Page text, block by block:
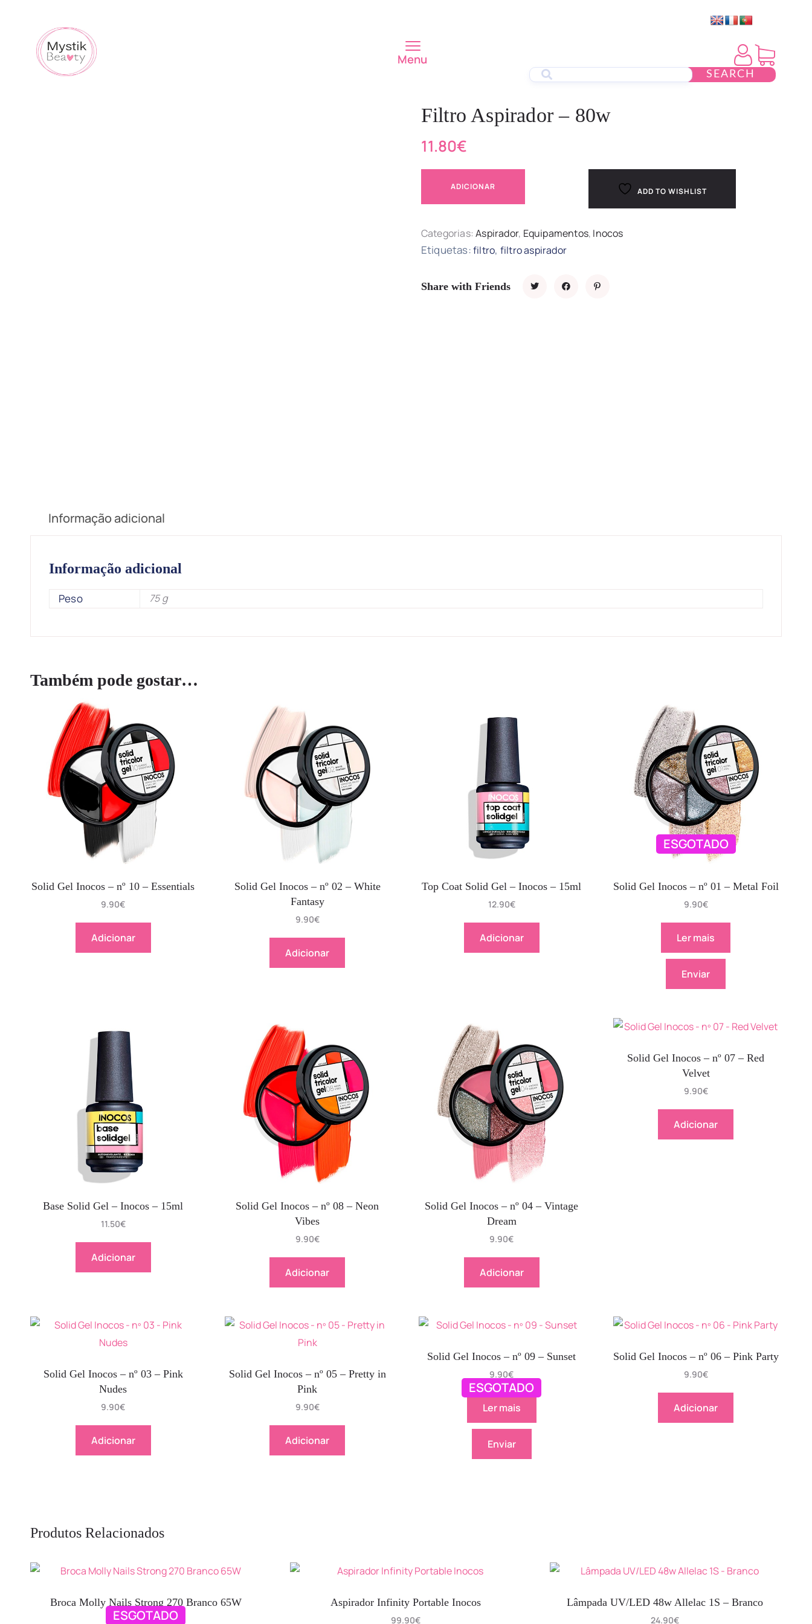
Menu
SEARCH
Filtro Aspirador – 80w
11.80€
ADICIONAR ADD TO WISHLIST
Categorias:Aspirador, Equipamentos, Inocos
Etiquetas:filtro, filtro aspirador
Share with Friends
Informação adicional
Informação adicional
Peso 75 g
Também pode gostar…
Solid Gel Inocos – nº 10 – Essentials
9.90€
Adicionar
Solid Gel Inocos – nº 02 – White
Fantasy
9.90€
Adicionar
Top Coat Solid Gel – Inocos – 15ml
12.90€
Adicionar
ESGOTADO
Solid Gel Inocos – nº 01 – Metal Foil
9.90€
Ler mais
Enviar
Base Solid Gel – Inocos – 15ml
11.50€
Adicionar
Solid Gel Inocos – nº 08 – Neon
Vibes
9.90€
Adicionar
Solid Gel Inocos – nº 04 – Vintage
Dream
9.90€
Adicionar
Solid Gel Inocos – nº 07 – Red
Velvet
9.90€
Adicionar
Solid Gel Inocos – nº 03 – Pink
Nudes
9.90€
Adicionar
Solid Gel Inocos – nº 05 – Pretty in
Pink
9.90€
Adicionar
ESGOTADO
Solid Gel Inocos – nº 09 – Sunset
9.90€
Ler mais
Enviar
Solid Gel Inocos – nº 06 – Pink Party
9.90€
Adicionar
Produtos Relacionados
ESGOTADO
Broca Molly Nails Strong 270 Branco 65W
109.90€
Aspirador Infinity Portable Inocos
99.90€
Lâmpada UV/LED 48w Allelac 1S – Branco
24.90€